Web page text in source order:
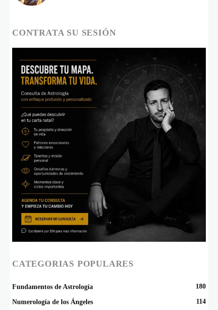
CONTRATA SU SESIÓN
CATEGORIAS POPULARES
Fundamentos de Astrología 180
Numerología de los Ángeles 114